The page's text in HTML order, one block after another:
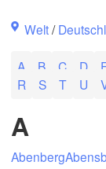
Welt/
A B C D
R
S T U
A
Abenberg